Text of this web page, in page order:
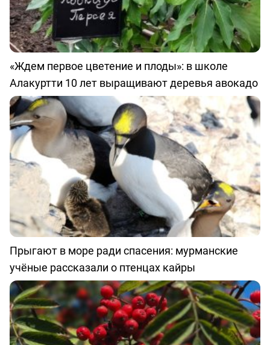
«Ждем первое цветение и плоды»: в школе
Алакуртти 10 лет выращивают деревья авокадо
Прыгают в море ради спасения: мурманские
учёные рассказали о птенцах кайры